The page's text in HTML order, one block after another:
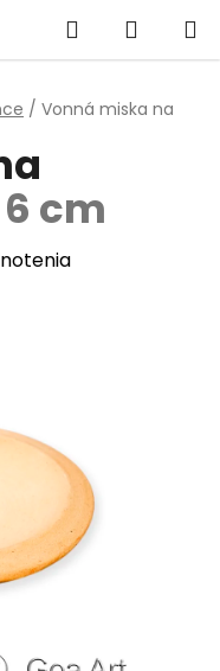
Hľadať
KOŠÍK
/ Vonná miska na
6 cm